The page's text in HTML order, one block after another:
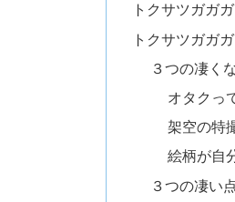
トクサツガガ
トクサツガガ
３つの凄く
オタクっ
架空の特
絵柄が自
３つの凄い